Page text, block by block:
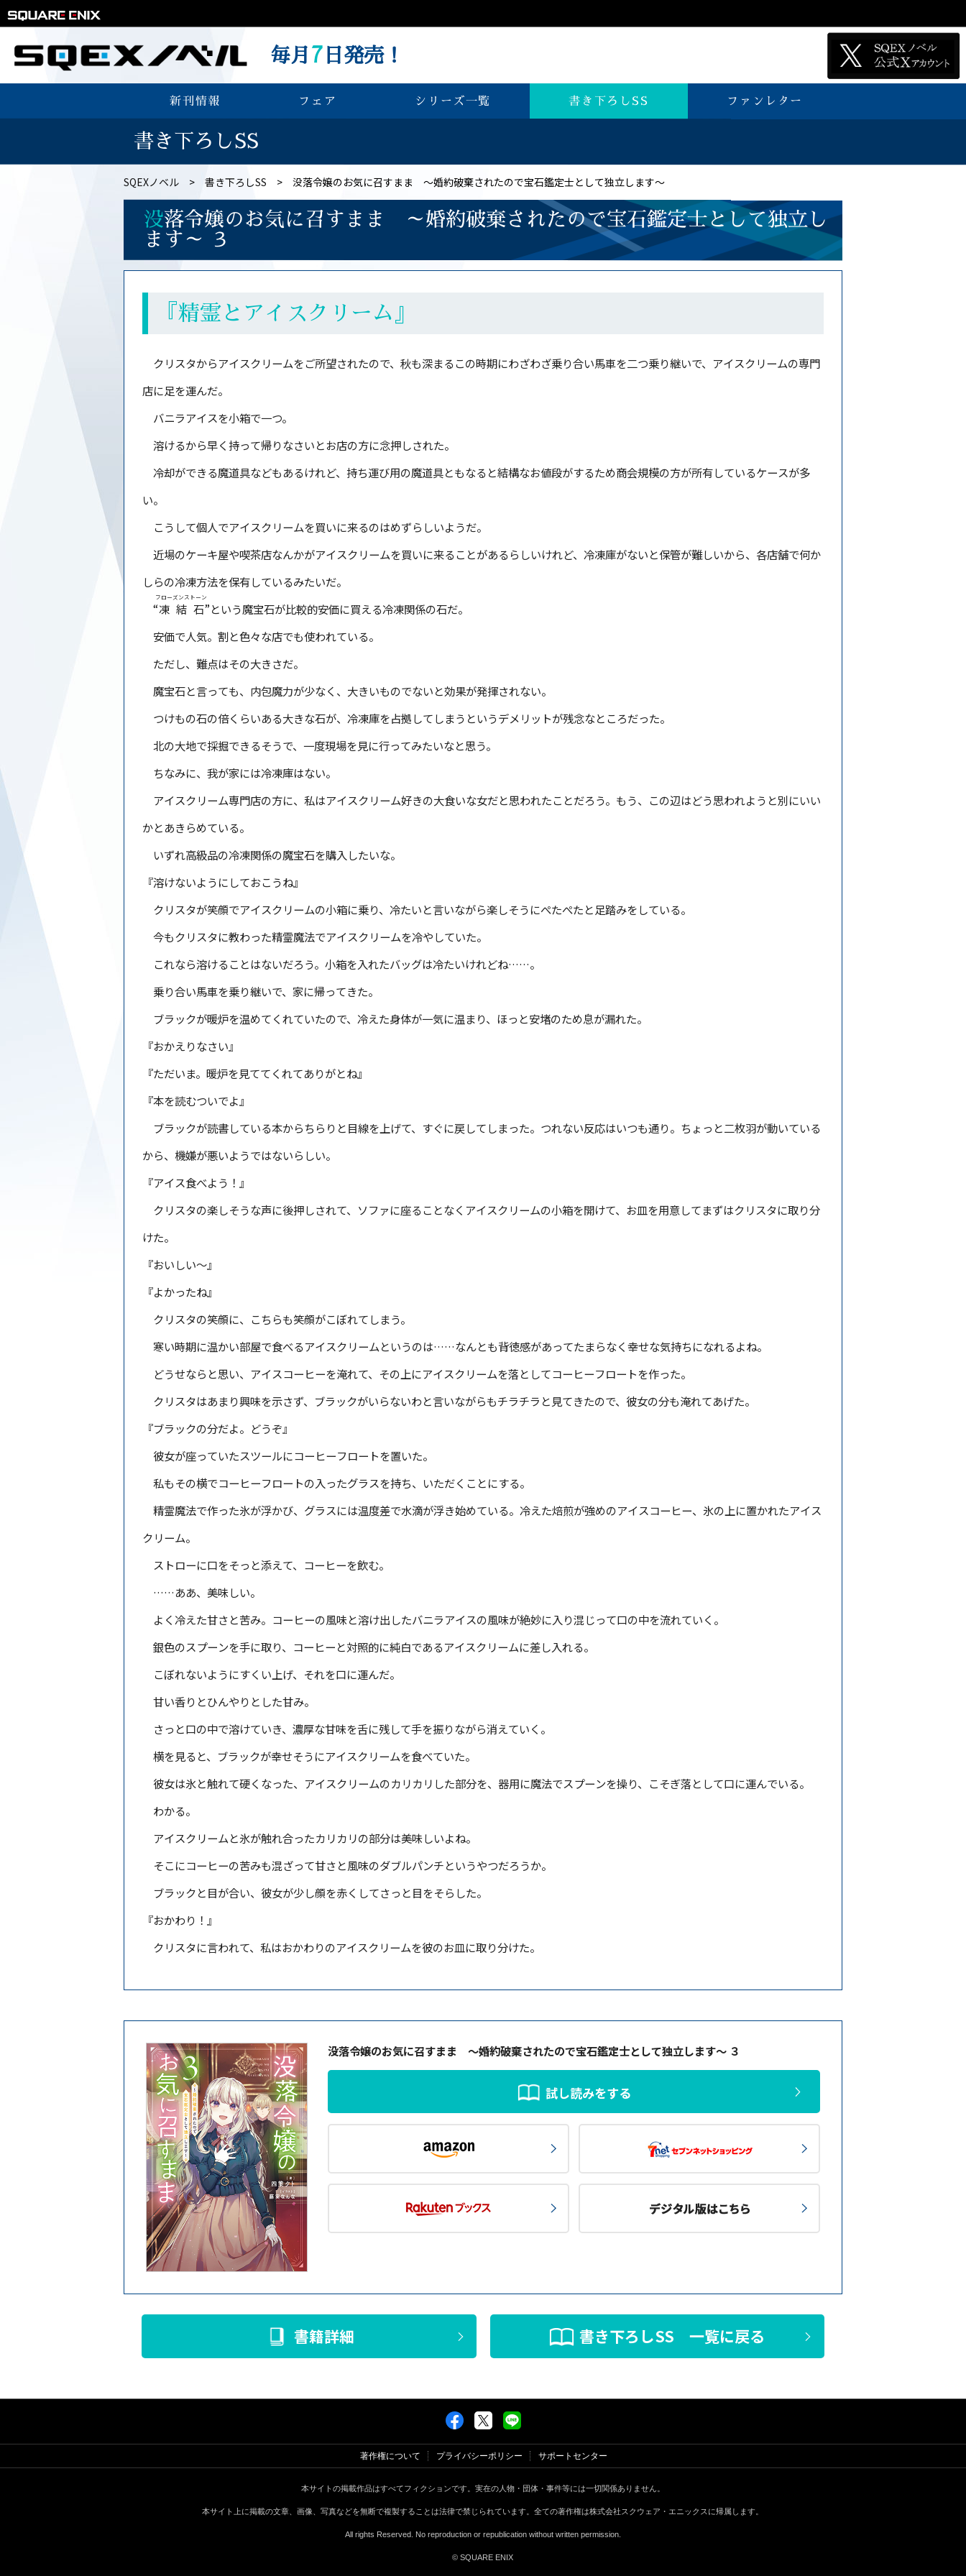
毎月 7 日発売！
新刊情報 フェア シリーズ一覧 書き下ろしSS ファンレター
書き下ろしSS
SQEXノベル 書き下ろしSS 没落令嬢のお気に召すまま ～婚約破棄されたので宝石鑑定士として独立します～
没落令嬢のお気に召すまま ～婚約破棄されたので宝石鑑定士として独立し
ます～ ３
『精霊とアイスクリーム』
クリスタからアイスクリームをご所望されたので、秋も深まるこの時期にわざわざ乗り合い馬車を二つ乗り継いで、アイスクリームの専門
店に足を運んだ。
バニラアイスを小箱で一つ。
溶けるから早く持って帰りなさいとお店の方に念押しされた。
冷却ができる魔道具などもあるけれど、持ち運び用の魔道具ともなると結構なお値段がするため商会規模の方が所有しているケースが多
い。
こうして個人でアイスクリームを買いに来るのはめずらしいようだ。
近場のケーキ屋や喫茶店なんかがアイスクリームを買いに来ることがあるらしいけれど、冷凍庫がないと保管が難しいから、各店舗で何か
しらの冷凍方法を保有しているみたいだ。
“凍結石
フローズンストーン
”という魔宝石が比較的安価に買える冷凍関係の石だ。
安価で人気。割と色々な店でも使われている。
ただし、難点はその大きさだ。
魔宝石と言っても、内包魔力が少なく、大きいものでないと効果が発揮されない。
つけもの石の倍くらいある大きな石が、冷凍庫を占拠してしまうというデメリットが残念なところだった。
北の大地で採掘できるそうで、一度現場を見に行ってみたいなと思う。
ちなみに、我が家には冷凍庫はない。
アイスクリーム専門店の方に、私はアイスクリーム好きの大食いな女だと思われたことだろう。もう、この辺はどう思われようと別にいい
かとあきらめている。
いずれ高級品の冷凍関係の魔宝石を購入したいな。
『溶けないようにしておこうね』
クリスタが笑顔でアイスクリームの小箱に乗り、冷たいと言いながら楽しそうにぺたぺたと足踏みをしている。
今もクリスタに教わった精霊魔法でアイスクリームを冷やしていた。
これなら溶けることはないだろう。小箱を入れたバッグは冷たいけれどね……。
乗り合い馬車を乗り継いで、家に帰ってきた。
ブラックが暖炉を温めてくれていたので、冷えた身体が一気に温まり、ほっと安堵のため息が漏れた。
『おかえりなさい』
『ただいま。暖炉を見ててくれてありがとね』
『本を読むついでよ』
ブラックが読書している本からちらりと目線を上げて、すぐに戻してしまった。つれない反応はいつも通り。ちょっと二枚羽が動いている
から、機嫌が悪いようではないらしい。
『アイス食べよう！』
クリスタの楽しそうな声に後押しされて、ソファに座ることなくアイスクリームの小箱を開けて、お皿を用意してまずはクリスタに取り分
けた。
『おいしい〜』
『よかったね』
クリスタの笑顔に、こちらも笑顔がこぼれてしまう。
寒い時期に温かい部屋で食べるアイスクリームというのは……なんとも背徳感があってたまらなく幸せな気持ちになれるよね。
どうせならと思い、アイスコーヒーを淹れて、その上にアイスクリームを落としてコーヒーフロートを作った。
クリスタはあまり興味を示さず、ブラックがいらないわと言いながらもチラチラと見てきたので、彼女の分も淹れてあげた。
『ブラックの分だよ。どうぞ』
彼女が座っていたスツールにコーヒーフロートを置いた。
私もその横でコーヒーフロートの入ったグラスを持ち、いただくことにする。
精霊魔法で作った氷が浮かび、グラスには温度差で水滴が浮き始めている。冷えた焙煎が強めのアイスコーヒー、氷の上に置かれたアイス
クリーム。
ストローに口をそっと添えて、コーヒーを飲む。
……ああ、美味しい。
よく冷えた甘さと苦み。コーヒーの風味と溶け出したバニラアイスの風味が絶妙に入り混じって口の中を流れていく。
銀色のスプーンを手に取り、コーヒーと対照的に純白であるアイスクリームに差し入れる。
こぼれないようにすくい上げ、それを口に運んだ。
甘い香りとひんやりとした甘み。
さっと口の中で溶けていき、濃厚な甘味を舌に残して手を振りながら消えていく。
横を見ると、ブラックが幸せそうにアイスクリームを食べていた。
彼女は氷と触れて硬くなった、アイスクリームのカリカリした部分を、器用に魔法でスプーンを操り、こそぎ落として口に運んでいる。
わかる。
アイスクリームと氷が触れ合ったカリカリの部分は美味しいよね。
そこにコーヒーの苦みも混ざって甘さと風味のダブルパンチというやつだろうか。
ブラックと目が合い、彼女が少し顔を赤くしてさっと目をそらした。
『おかわり！』
クリスタに言われて、私はおかわりのアイスクリームを彼のお皿に取り分けた。
没落令嬢のお気に召すまま ～婚約破棄されたので宝石鑑定士として独立します～ ３
試し読みをする
書籍詳細 書き下ろしSS 一覧に戻る
著作権について プライバシーポリシー サポートセンター
本サイトの掲載作品はすべてフィクションです。実在の人物・団体・事件等には一切関係ありません。
本サイト上に掲載の文章、画像、写真などを無断で複製することは法律で禁じられています。全ての著作権は株式会社スクウェア・エニックスに帰属します。
All rights Reserved. No reproduction or republication without written permission.
© SQUARE ENIX